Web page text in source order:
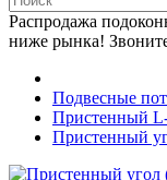
Распродажа
ниже рынка!
Подвесные
Пристенный
Пристенный